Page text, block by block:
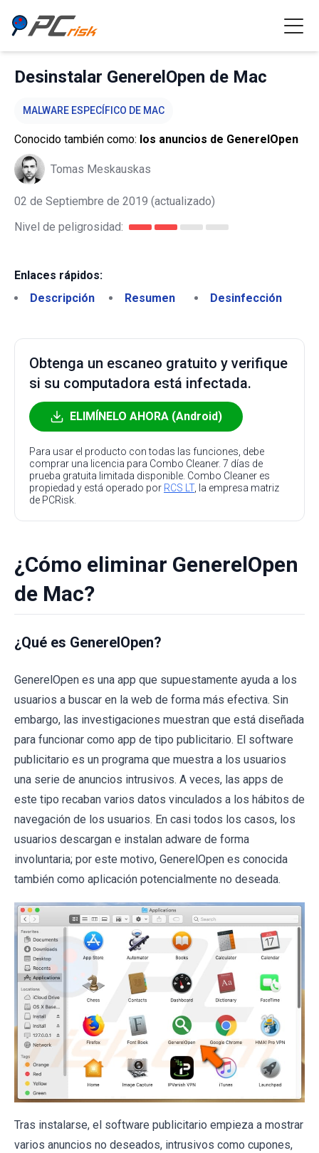
Desinstalar GenerelOpen de Mac
MALWARE ESPECÍFICO DE MAC
Conocido también como: los anuncios de GenerelOpen
Tomas Meskauskas
02 de Septiembre de 2019 (actualizado)
Nivel de peligrosidad:
Enlaces rápidos:
Descripción
Resumen Desinfección
Obtenga un escaneo gratuito y verifique
si su computadora está infectada.
ELIMÍNELO AHORA (Android)
Para usar el producto con todas las funciones, debe
comprar una licencia para Combo Cleaner. 7 días de
prueba gratuita limitada disponible. Combo Cleaner es
propiedad y está operado por RCS LT, la empresa matriz
de PCRisk.
¿Cómo eliminar GenerelOpen
de Mac?
¿Qué es GenerelOpen?
GenerelOpen es una app que supuestamente ayuda a los
usuarios a buscar en la web de forma más efectiva. Sin
embargo, las investigaciones muestran que está diseñada
para funcionar como app de tipo publicitario. El software
publicitario es un programa que muestra a los usuarios
una serie de anuncios intrusivos. A veces, las apps de
este tipo recaban varios datos vinculados a los hábitos de
navegación de los usuarios. En casi todos los casos, los
usuarios descargan e instalan adware de forma
involuntaria; por este motivo, GenerelOpen es conocida
también como aplicación potencialmente no deseada.
Tras instalarse, el software publicitario empieza a mostrar
varios anuncios no deseados, intrusivos como cupones,